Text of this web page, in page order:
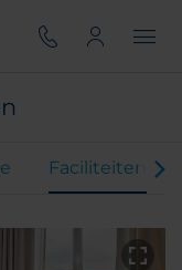
Faciliteiten